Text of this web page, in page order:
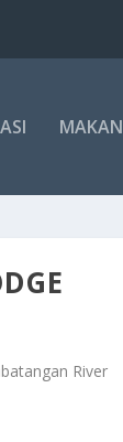
MAKAN
River